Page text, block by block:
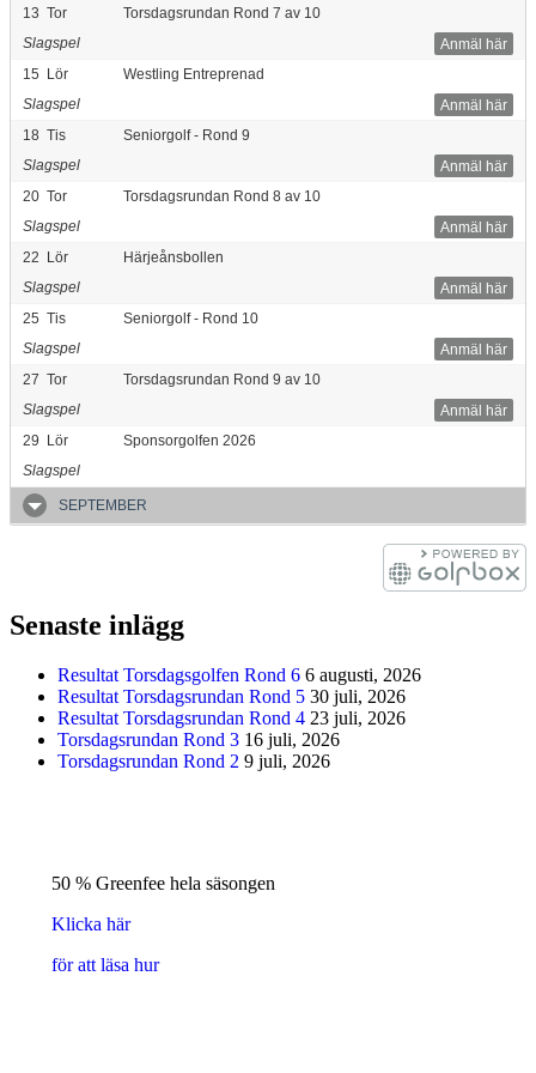
13 Tor
Torsdagsrundan Rond 7 av 10
Anmäl här
Slagspel
15 Lör
Westling Entreprenad
Anmäl här
Slagspel
18 Tis
Seniorgolf - Rond 9
Anmäl här
Slagspel
20 Tor
Torsdagsrundan Rond 8 av 10
Anmäl här
Slagspel
22 Lör
Härjeånsbollen
Anmäl här
Slagspel
25 Tis
Seniorgolf - Rond 10
Anmäl här
Slagspel
27 Tor
Torsdagsrundan Rond 9 av 10
Anmäl här
Slagspel
29 Lör
Sponsorgolfen 2026
Slagspel
SEPTEMBER
Senaste inlägg
Resultat Torsdagsgolfen Rond 6 6 augusti, 2026
Resultat Torsdagsrundan Rond 5 30 juli, 2026
Resultat Torsdagsrundan Rond 4 23 juli, 2026
Torsdagsrundan Rond 3 16 juli, 2026
Torsdagsrundan Rond 2 9 juli, 2026
50 % Greenfee hela säsongen
Klicka här
för att läsa hur